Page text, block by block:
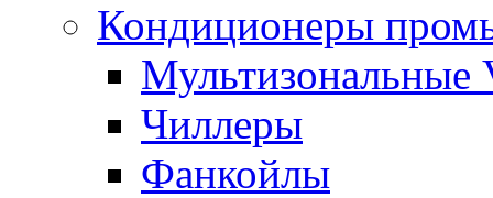
Кондиционеры
Мультизональные
Чиллеры
Фанкойлы